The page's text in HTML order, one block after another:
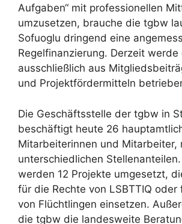
Aufgaben“ mit professionellen
umzusetzen, brauche die tgbw
Sofuoglu dringend eine
Regelfinanzierung. Derzeit
ausschließlich aus
und Projektfördermitteln
Die Geschäftsstelle der tgbw in
beschäftigt heute 26
Mitarbeiterinnen und Mitarbeiter,
unterschiedlichen
werden 12 Projekte umgesetzt,
für die Rechte von LSBTTIQ
von Flüchtlingen einsetzen.
die tgbw die landesweite